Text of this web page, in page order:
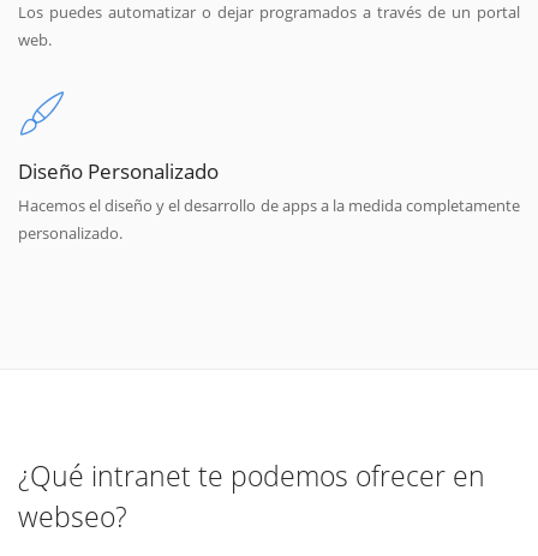
Los puedes automatizar o dejar programados a través de un portal
web.
Diseño Personalizado
Hacemos el diseño y el desarrollo de apps a la medida completamente
personalizado.
¿Qué intranet te podemos ofrecer en
webseo?